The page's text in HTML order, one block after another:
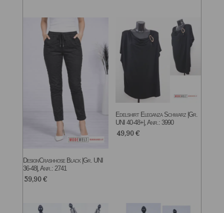
DesignCrashhose Black |Gr. UNI
36-48|, Anr.: 2741
59,90€
Edelshirt Eleganza Schwarz |Gr.
UNI 40-48+|, Anr.: 3990
49,90€